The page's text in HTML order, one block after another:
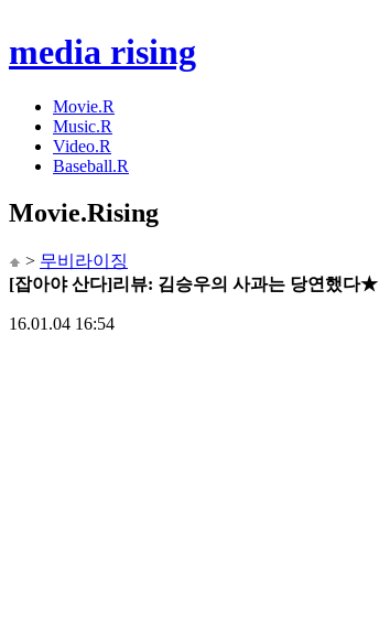
media rising
Movie.R
Music.R
Video.R
Baseball.R
Movie.Rising
> 무비라이징
[잡아야 산다]리뷰: 김승우의 사과는 당연했다★
16.01.04 16:54